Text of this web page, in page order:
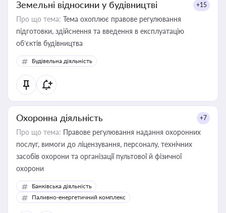
Земельні відносини у будівництві +15
Про що тема: Тема охоплює правове регулювання
підготовки, здійснення та введення в експлуатацію
об’єктів будівництва
Будівельна діяльність
Охоронна діяльність +7
Про що тема: Правове регулювання надання охоронних
послуг, вимоги до ліцензування, персоналу, технічних
засобів охорони та організації пультової й фізичної
охорони
Банківська діяльність
Паливно-енергетичний комплекс